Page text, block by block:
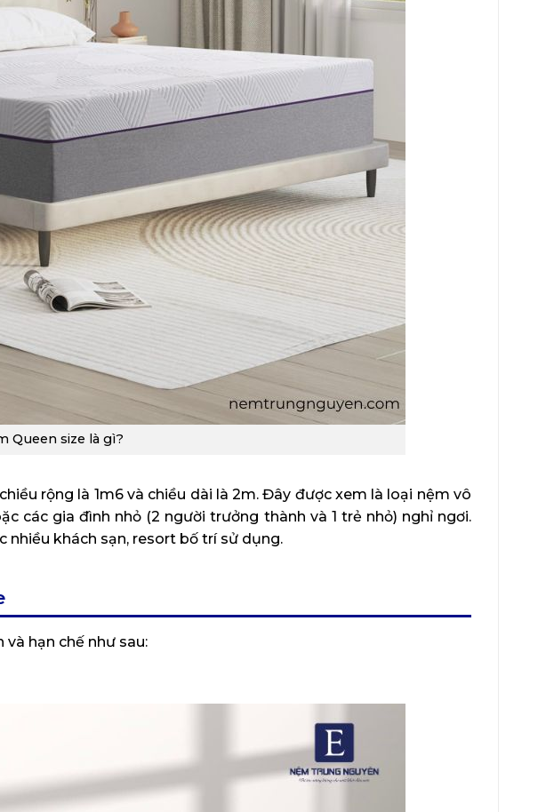
Queen size là gì?
rộng là 1m6 và chiều dài là 2m. Đây được xem là loại nệm vô
các gia đình nhỏ (2 người trưởng thành và 1 trẻ nhỏ) nghỉ ngơi.
nhiều khách sạn, resort bố trí sử dụng.
hạn chế như sau: